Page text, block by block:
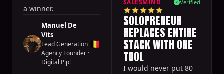
a winner.
Manuel De
Vits
Lead Generation
Agency Founder ·
Digital Pipl
🇧🇪
SALESMIND Verified
SOLOPRENEUR
REPLACES ENTIRE
STACK WITH ONE
TOOL
I would never put 80